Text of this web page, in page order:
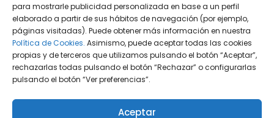
para mostrarle publicidad personalizada en base a un perfil
elaborado a partir de sus hábitos de navegación (por ejemplo,
páginas visitadas). Puede obtener más información en nuestra
Política de Cookies. Asimismo, puede aceptar todas las cookies
propias y de terceros que utilizamos pulsando el botón “Aceptar”,
rechazarlas todas pulsando el botón “Rechazar” o configurarlas
pulsando el botón “Ver preferencias”.
Aceptar
DiG ABOGADOS
DiG Abogados es un despacho de abogados